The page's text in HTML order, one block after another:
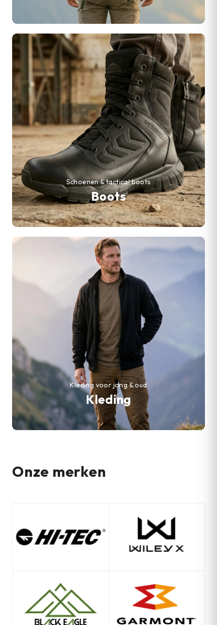
Boots
Schoenen & tactical boots
Kleding
Kleding voor jong & oud
Onze merken